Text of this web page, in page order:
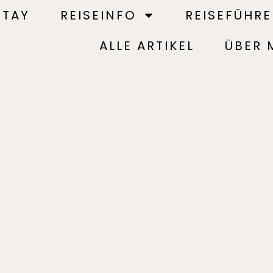
REISEINFO
ALLE ARTIKEL
ÜBER